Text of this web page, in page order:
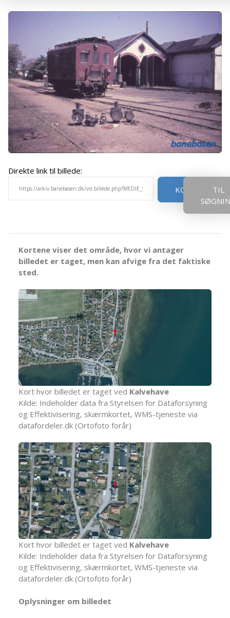
Direkte link til billede:
KOPIER
TIL
Kortene viser det område, hvor vi antager
billedet er taget, men kan afvige fra det faktiske
sted.
Kort hvor billedet er taget ved Kalvehave
Kilde: Indeholder data fra Styrelsen for Dataforsyning
og Effektivisering, skærmkortet, WMS-tjeneste via
datafordeler.dk (Ortofoto forår)
Kort hvor billedet er taget ved Kalvehave
Kilde: Indeholder data fra Styrelsen for Dataforsyning
og Effektivisering, skærmkortet, WMS-tjeneste via
datafordeler.dk (Ortofoto forår)
Oplysninger om billedet